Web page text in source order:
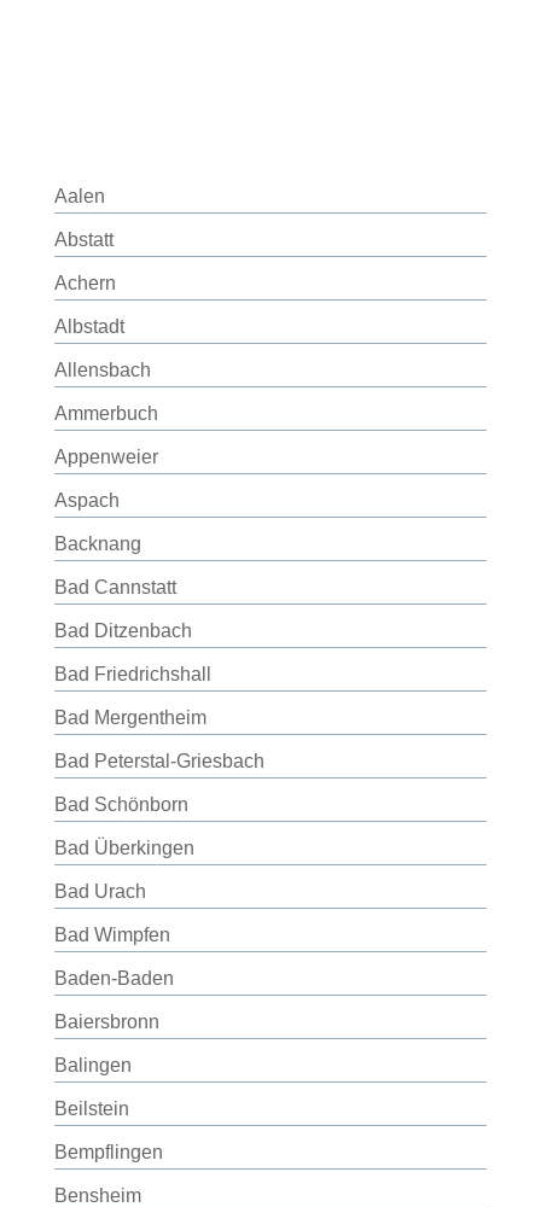
Aalen
Abstatt
Achern
Albstadt
Allensbach
Ammerbuch
Appenweier
Aspach
Backnang
Bad Cannstatt
Bad Ditzenbach
Bad Friedrichshall
Bad Mergentheim
Bad Peterstal-Griesbach
Bad Schönborn
Bad Überkingen
Bad Urach
Bad Wimpfen
Baden-Baden
Baiersbronn
Balingen
Beilstein
Bempflingen
Bensheim